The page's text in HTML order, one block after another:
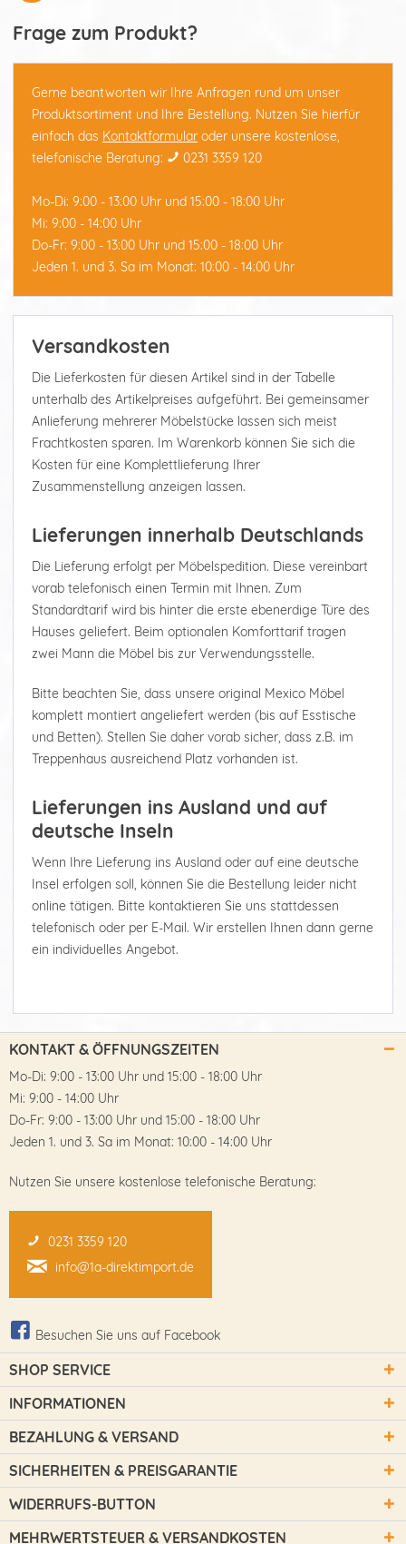
Frage zum Produkt?
Gerne beantworten wir Ihre Anfragen rund um unser
Produktsortiment und Ihre Bestellung. Nutzen Sie hierfür
einfach das Kontaktformular oder unsere kostenlose,
telefonische Beratung:
0231 3359 120
Mo-Di: 9:00 - 13:00 Uhr und 15:00 - 18:00 Uhr
Mi: 9:00 - 14:00 Uhr
Do-Fr: 9:00 - 13:00 Uhr und 15:00 - 18:00 Uhr
Jeden 1. und 3. Sa im Monat: 10:00 - 14:00 Uhr
Versandkosten
Die Lieferkosten für diesen Artikel sind in der Tabelle
unterhalb des Artikelpreises aufgeführt. Bei gemeinsamer
Anlieferung mehrerer Möbelstücke lassen sich meist
Frachtkosten sparen. Im Warenkorb können Sie sich die
Kosten für eine Komplettlieferung Ihrer
Zusammenstellung anzeigen lassen.
Lieferungen innerhalb Deutschlands
Die Lieferung erfolgt per Möbelspedition. Diese vereinbart
vorab telefonisch einen Termin mit Ihnen. Zum
Standardtarif wird bis hinter die erste ebenerdige Türe des
Hauses geliefert. Beim optionalen Komforttarif tragen
zwei Mann die Möbel bis zur Verwendungsstelle.
Bitte beachten Sie, dass unsere original Mexico Möbel
komplett montiert angeliefert werden (bis auf Esstische
und Betten). Stellen Sie daher vorab sicher, dass z.B. im
Treppenhaus ausreichend Platz vorhanden ist.
Lieferungen ins Ausland und auf
deutsche Inseln
Wenn Ihre Lieferung ins Ausland oder auf eine deutsche
Insel erfolgen soll, können Sie die Bestellung leider nicht
online tätigen. Bitte kontaktieren Sie uns stattdessen
telefonisch oder per E-Mail. Wir erstellen Ihnen dann gerne
ein individuelles Angebot.
KONTAKT & ÖFFNUNGSZEITEN
Mo-Di: 9:00 - 13:00 Uhr und 15:00 - 18:00 Uhr
Mi: 9:00 - 14:00 Uhr
Do-Fr: 9:00 - 13:00 Uhr und 15:00 - 18:00 Uhr
Jeden 1. und 3. Sa im Monat: 10:00 - 14:00 Uhr
Nutzen Sie unsere kostenlose telefonische Beratung:
0231 3359 120
info@1a-direktimport.de
Besuchen Sie uns auf Facebook
SHOP SERVICE
INFORMATIONEN
BEZAHLUNG & VERSAND
SICHERHEITEN & PREISGARANTIE
WIDERRUFS-BUTTON
MEHRWERTSTEUER & VERSANDKOSTEN